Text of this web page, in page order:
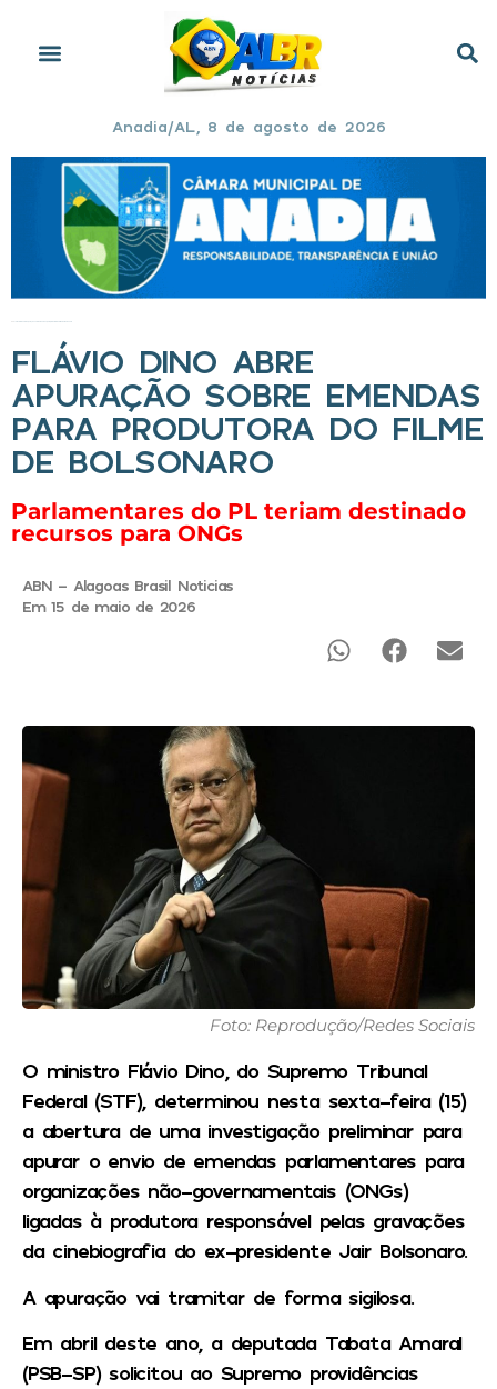
Anadia/AL, 8 de agosto de 2026
FLÁVIO DINO ABRE
APURAÇÃO SOBRE EMENDAS
PARA PRODUTORA DO FILME
DE BOLSONARO
Parlamentares do PL teriam destinado
recursos para ONGs
ABN - Alagoas Brasil Noticias
Em 15 de maio de 2026
Foto: Reprodução/Redes Sociais
O ministro Flávio Dino, do Supremo Tribunal
Federal (STF), determinou nesta sexta-feira (15)
a abertura de uma investigação preliminar para
apurar o envio de emendas parlamentares para
organizações não-governamentais (ONGs)
ligadas à produtora responsável pelas gravações
da cinebiografia do ex-presidente Jair Bolsonaro.
A apuração vai tramitar de forma sigilosa.
Em abril deste ano, a deputada Tabata Amaral
(PSB-SP) solicitou ao Supremo providências